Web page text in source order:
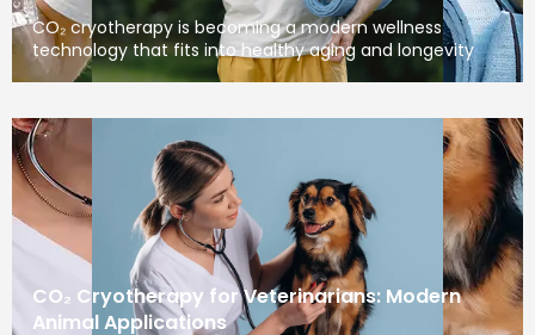
CO₂ cryotherapy is becoming a modern wellness
technology that fits into healthy aging and longevity
CO₂ Cryotherapy for Veterinarians: Modern
Animal Applications